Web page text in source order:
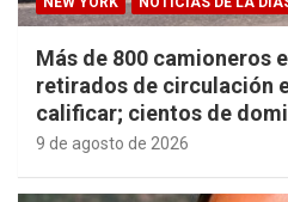
Más de 800 camioneros
retirados de circulación
calificar; cientos de
9 de agosto de 2026